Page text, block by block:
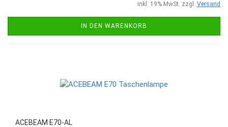
inkl. 19% MwSt. zzgl. Versand
IN DEN WARENKORB
ACEBEAM E70-AL